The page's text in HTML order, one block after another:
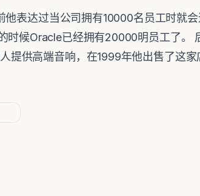
表达过当公司拥有10000名员工时就
时候Oracle已经拥有20000明员工了。
提供高端音响，在1999年他出售了这